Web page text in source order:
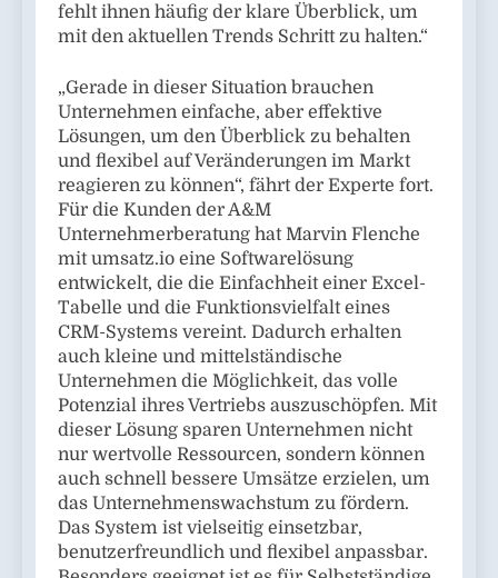
fehlt ihnen häufig der klare Überblick, um
mit den aktuellen Trends Schritt zu halten.“
„Gerade in dieser Situation brauchen
Unternehmen einfache, aber effektive
Lösungen, um den Überblick zu behalten
und flexibel auf Veränderungen im Markt
reagieren zu können“, fährt der Experte fort.
Für die Kunden der A&M
Unternehmerberatung hat Marvin Flenche
mit umsatz.io eine Softwarelösung
entwickelt, die die Einfachheit einer Excel-
Tabelle und die Funktionsvielfalt eines
CRM-Systems vereint. Dadurch erhalten
auch kleine und mittelständische
Unternehmen die Möglichkeit, das volle
Potenzial ihres Vertriebs auszuschöpfen. Mit
dieser Lösung sparen Unternehmen nicht
nur wertvolle Ressourcen, sondern können
auch schnell bessere Umsätze erzielen, um
das Unternehmenswachstum zu fördern.
Das System ist vielseitig einsetzbar,
benutzerfreundlich und flexibel anpassbar.